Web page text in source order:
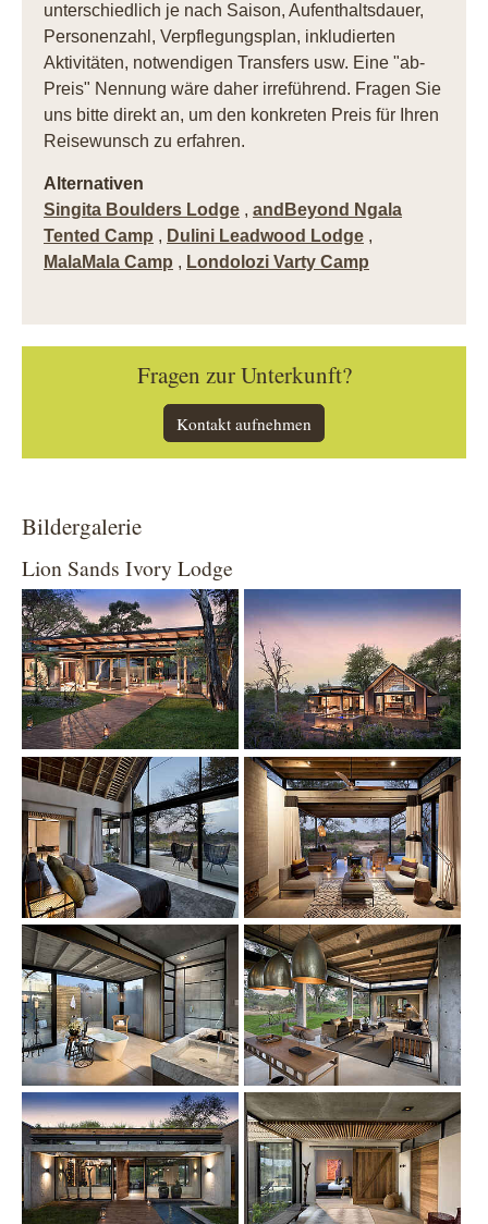
unterschiedlich je nach Saison, Aufenthaltsdauer,
Personenzahl, Verpflegungsplan, inkludierten
Aktivitäten, notwendigen Transfers usw. Eine "ab-
Preis" Nennung wäre daher irreführend. Fragen Sie
uns bitte direkt an, um den konkreten Preis für Ihren
Reisewunsch zu erfahren.
Alternativen
Singita Boulders Lodge , andBeyond Ngala
Tented Camp , Dulini Leadwood Lodge ,
MalaMala Camp , Londolozi Varty Camp
Fragen zur Unterkunft?
Kontakt aufnehmen
Bildergalerie
Lion Sands Ivory Lodge
Show larger version Show larger version
Show larger version Show larger version
Show larger version Show larger version
Show larger version Show larger version